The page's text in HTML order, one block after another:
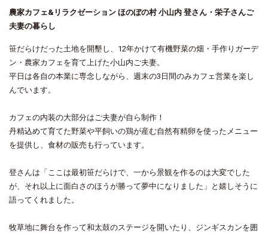
農家カフェ&リラクゼーション ほのぼの村 小山内 登さん・栄子さんご
夫妻の暮らし
笹だらけだった土地を開墾し、12年かけて有機野菜の畑・手作りガーデ
ン・農家カフェを育て上げた小山内ご夫妻。
平日は各自の本業に専念しながら、週末の3日間のみカフェ営業を楽し
んでいます。
カフェの内装の大部分はご夫妻が自ら制作！
丹精込めて育てた野菜や平飼いの鶏が産む自然有精卵を使ったメニュー
を提供し、食材の販売も行っています。
登さんは「ここは最初笹だらけで、一から景観を作るのは大変でした
が、それ以上に面白さのほうが勝って夢中になりました」と嬉しそうに
語ってくれました。
牧草地に舞台を作って和太鼓のステージを開いたり、ジンギスカンを囲